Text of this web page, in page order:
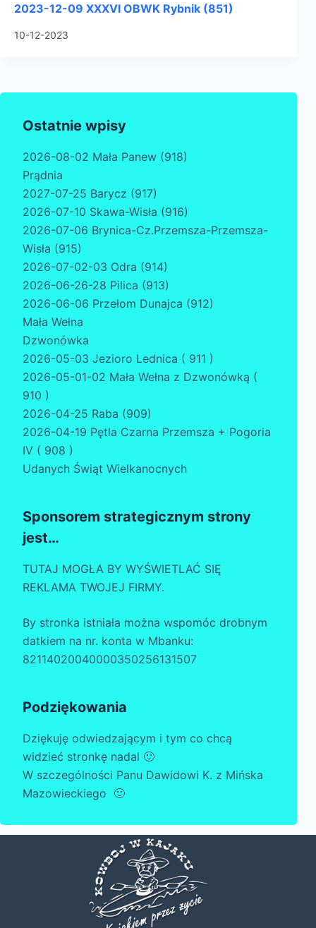
2023-12-09 XXXVI OBWK Rybnik (851)
10-12-2023
Ostatnie wpisy
2026-08-02 Mała Panew (918)
Prądnia
2027-07-25 Barycz (917)
2026-07-10 Skawa-Wisła (916)
2026-07-06 Brynica-Cz.Przemsza-Przemsza-
Wisła (915)
2026-07-02-03 Odra (914)
2026-06-26-28 Pilica (913)
2026-06-06 Przełom Dunajca (912)
Mała Wełna
Dzwonówka
2026-05-03 Jezioro Lednica ( 911 )
2026-05-01-02 Mała Wełna z Dzwonówką (
910 )
2026-04-25 Raba (909)
2026-04-19 Pętla Czarna Przemsza + Pogoria
IV ( 908 )
Udanych Świąt Wielkanocnych
Sponsorem strategicznym strony
jest…
TUTAJ MOGŁA BY WYŚWIETLAĆ SIĘ
REKLAMA TWOJEJ FIRMY.
By stronka istniała można wspomóc drobnym
datkiem na nr. konta w Mbanku:
82114020040000350256131507
Podziękowania
Dziękuję odwiedzającym i tym co chcą
widzieć stronkę nadal 🙂
W szczególności Panu Dawidowi K. z Mińska
Mazowieckiego 🙂